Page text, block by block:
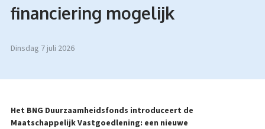
financiering mogelijk
dinsdag 7 juli 2026
Het BNG Duurzaamheidsfonds introduceert de
Maatschappelijk Vastgoedlening: een nieuwe